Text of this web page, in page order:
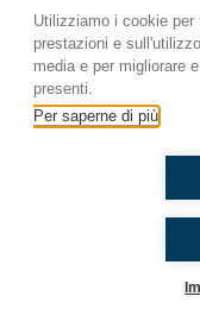
animali fantastici!
Villadossola
Utilizziamo i cookie
prestazioni e
media e per migliorare
presenti.
Per saperne di più